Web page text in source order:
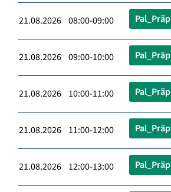
21.08.2026 08:00-09:00 Pal_Präp
21.08.2026 09:00-10:00 Pal_Präp
21.08.2026 10:00-11:00 Pal_Präp
21.08.2026 11:00-12:00 Pal_Präp
21.08.2026 12:00-13:00 Pal_Präp